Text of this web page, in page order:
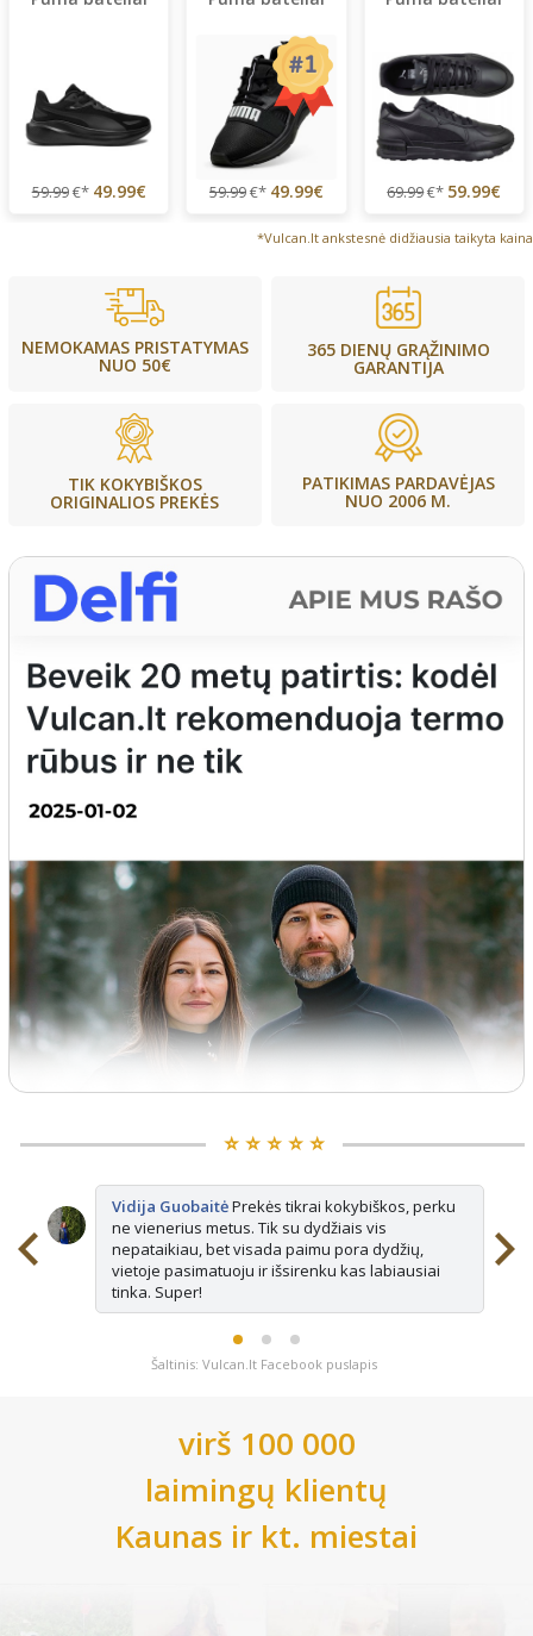
59.99€* 49.99€ 59.99€* 49.99€ 69.99€* 59.99€
*Vulcan.lt ankstesnė didžiausia taikyta kaina
NEMOKAMAS PRISTATYMAS
NUO 50€
365 DIENŲ GRĄŽINIMO
GARANTIJA
TIK KOKYBIŠKOS
ORIGINALIOS PREKĖS
PATIKIMAS PARDAVĖJAS
NUO 2006 M.
⭐️ ⭐️ ⭐️ ⭐️ ⭐️
Vidija GuobaitėPrekės tikrai kokybiškos, perku
ne vienerius metus. Tik su dydžiais vis
nepataikiau, bet visada paimu pora dydžių,
vietoje pasimatuoju ir išsirenku kas labiausiai
tinka. Super!
Šaltinis: Vulcan.lt Facebook puslapis
virš 100 000
laimingų klientų
Kaunas ir kt. miestai